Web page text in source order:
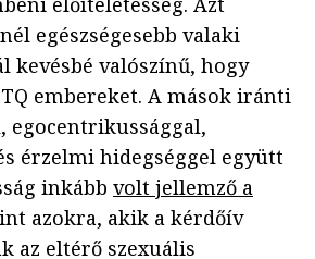
egészségesebb valaki
kevésbé valószínű, hogy
embereket. A mások iránti
egocentrikussággal,
érzelmi hidegséggel együtt
inkább volt jellemző a
azokra, akik a kérdőív
az eltérő szexuális